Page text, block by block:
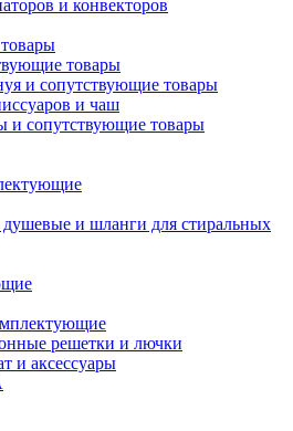
и конвекторов
товары
и сопутствующие товары
и чаш
и сопутствующие товары
и шланги для стиральных
решетки и лючки
и аксессуары